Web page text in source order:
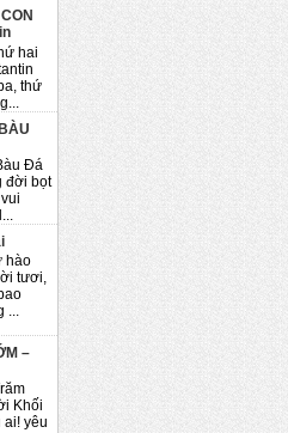
hai
thứ
Đá
đời bọt
hào
tươi,
...
–
Khối
yêu